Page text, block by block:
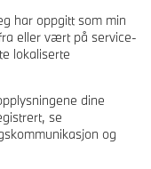
har oppgitt som min
eller vært på service-
lokaliserte
dine
se
og